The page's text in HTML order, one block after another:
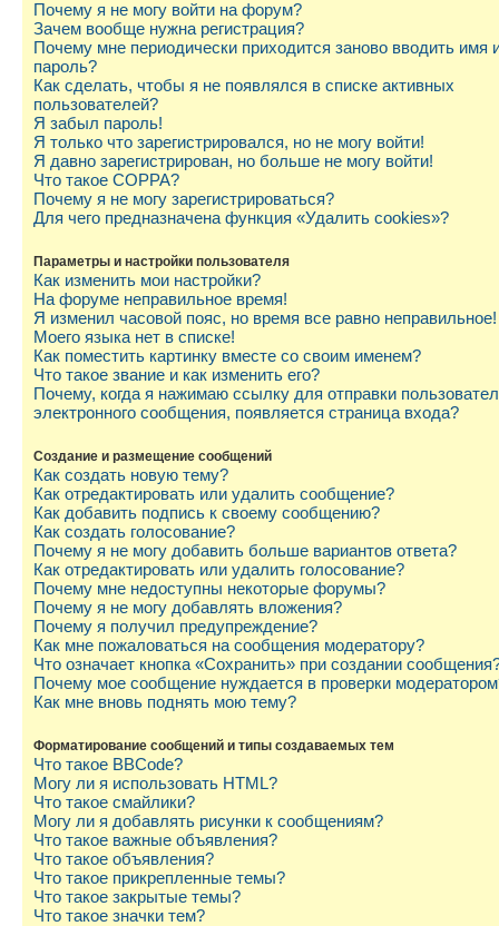
Почему я не могу войти на форум?
Зачем вообще нужна регистрация?
Почему мне периодически приходится заново вводить имя
пароль?
Как сделать, чтобы я не появлялся в списке активных
пользователей?
Я забыл пароль!
Я только что зарегистрировался, но не могу войти!
Я давно зарегистрирован, но больше не могу войти!
Что такое COPPA?
Почему я не могу зарегистрироваться?
Для чего предназначена функция «Удалить cookies»?
Параметры и настройки пользователя
Как изменить мои настройки?
На форуме неправильное время!
Я изменил часовой пояс, но время все равно неправильное!
Моего языка нет в списке!
Как поместить картинку вместе со своим именем?
Что такое звание и как изменить его?
Почему, когда я нажимаю ссылку для отправки
электронного сообщения, появляется страница входа?
Создание и размещение сообщений
Как создать новую тему?
Как отредактировать или удалить сообщение?
Как добавить подпись к своему сообщению?
Как создать голосование?
Почему я не могу добавить больше вариантов ответа?
Как отредактировать или удалить голосование?
Почему мне недоступны некоторые форумы?
Почему я не могу добавлять вложения?
Почему я получил предупреждение?
Как мне пожаловаться на сообщения модератору?
Что означает кнопка «Сохранить» при создании
Почему мое сообщение нуждается в проверки
Как мне вновь поднять мою тему?
Форматирование сообщений и типы создаваемых тем
Что такое BBCode?
Могу ли я использовать HTML?
Что такое смайлики?
Могу ли я добавлять рисунки к сообщениям?
Что такое важные объявления?
Что такое объявления?
Что такое прикрепленные темы?
Что такое закрытые темы?
Что такое значки тем?